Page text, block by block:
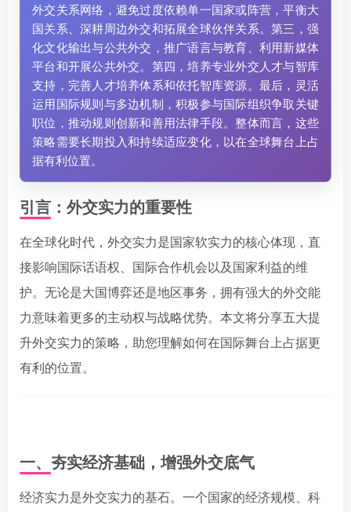
外交关系网络，避免过度依赖单一国家或阵营，平衡大
国关系、深耕周边外交和拓展全球伙伴关系。第三，强
化文化输出与公共外交，推广语言与教育、利用新媒体
平台和开展公共外交。第四，培养专业外交人才与智库
支持，完善人才培养体系和依托智库资源。最后，灵活
运用国际规则与多边机制，积极参与国际组织争取关键
职位，推动规则创新和善用法律手段。整体而言，这些
策略需要长期投入和持续适应变化，以在全球舞台上占
据有利位置。
引言：外交实力的重要性
在全球化时代，外交实力是国家软实力的核心体现，直
接影响国际话语权、国际合作机会以及国家利益的维
护。无论是大国博弈还是地区事务，拥有强大的外交能
力意味着更多的主动权与战略优势。本文将分享五大提
升外交实力的策略，助您理解如何在国际舞台上占据更
有利的位置。
一、夯实经济基础，增强外交底气
经济实力是外交实力的基石。一个国家的经济规模、科